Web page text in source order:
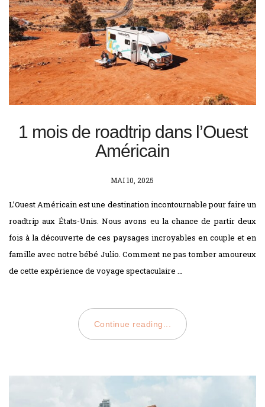
1 mois de roadtrip dans l’Ouest
Américain
POSTED
MAI 10, 2025
L’Ouest Américain est une destination incontournable pour faire un
roadtrip aux États-Unis. Nous avons eu la chance de partir deux
fois à la découverte de ces paysages incroyables en couple et en
famille avec notre bébé Julio. Comment ne pas tomber amoureux
de cette expérience de voyage spectaculaire …
Continue reading...